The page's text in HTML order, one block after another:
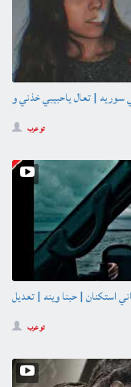
تو عرب
تو عرب